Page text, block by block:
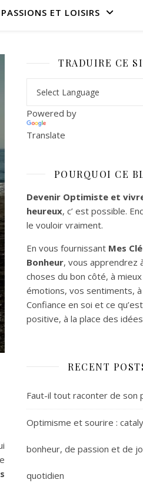
PASSIONS ET LOISIRS
TRADUIRE CE
Powered by
Translate
POURQUOI CE
Devenir Optimiste et
heureux, c’ est possible.
le vouloir vraiment.
En vous fournissant Mes
Bonheur, vous apprendrez
choses du bon côté, à
émotions, vos sentiments,
Confiance en soi et ce
positive, à la place des
RECENT
Faut-il tout raconter de son
Optimisme et sourire :
bonheur, de passion et de
quotidien